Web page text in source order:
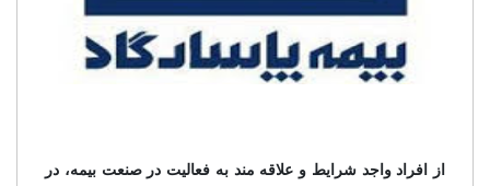
از افراد واجد شرایط و علاقه مند به فعالیت در صنعت بیمه، در